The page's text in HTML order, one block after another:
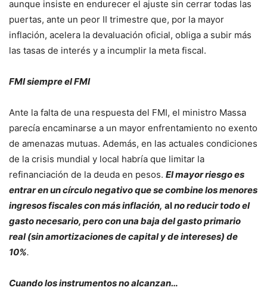
aunque insiste en endurecer el ajuste sin cerrar todas las
puertas, ante un peor II trimestre que, por la mayor
inflación, acelera la devaluación oficial, obliga a subir más
las tasas de interés y a incumplir la meta fiscal.
FMI siempre el FMI
Ante la falta de una respuesta del FMI, el ministro Massa
parecía encaminarse a un mayor enfrentamiento no exento
de amenazas mutuas. Además, en las actuales condiciones
de la crisis mundial y local habría que limitar la
refinanciación de la deuda en pesos. El mayor riesgo es
entrar en un círculo negativo que se combine los menores
ingresos fiscales con más inflación, alno reducir todo el
gasto necesario, pero con una baja del gasto primario
real (sin amortizaciones de capital y de intereses) de
10%.
Cuando los instrumentos no alcanzan…